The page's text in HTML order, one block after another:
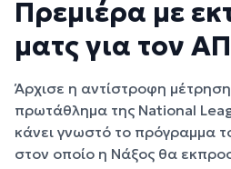
Πρεμιέρα με
ματς για τον
Άρχισε η αντίστροφη
πρωτάθλημα της National
κάνει γνωστό το πρόγραμμα
στον οποίο η Νάξος θα